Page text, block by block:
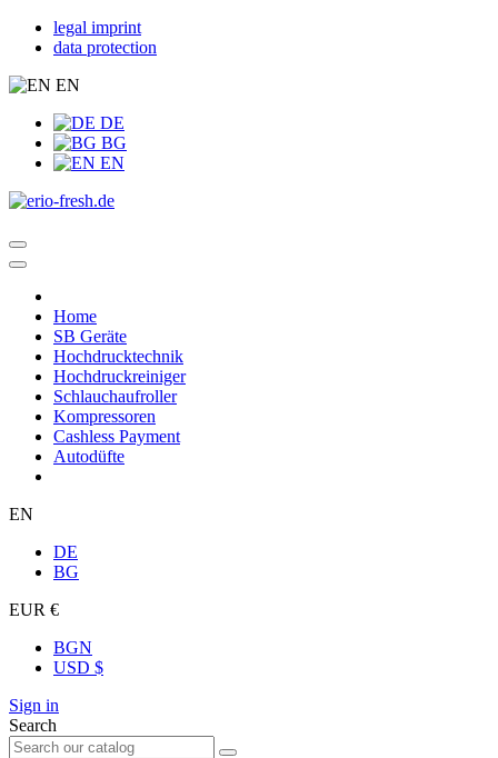
legal imprint
data protection
EN
DE
BG
EN
Home
SB Geräte
Hochdrucktechnik
Hochdruckreiniger
Schlauchaufroller
Kompressoren
Cashless Payment
Autodüfte
EN
DE
BG
EUR €
BGN
USD $
Sign in
Search